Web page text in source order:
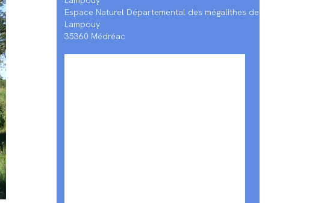
Espace Naturel Départemental des mégalithes de
Lampouy
35360 Médréac